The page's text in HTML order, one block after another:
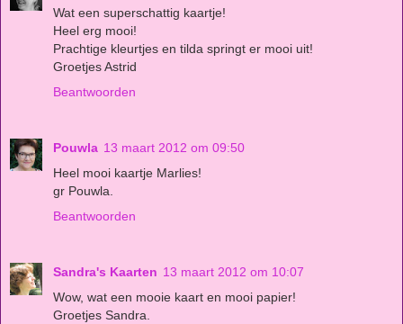
Wat een superschattig kaartje!
Heel erg mooi!
Prachtige kleurtjes en tilda springt er mooi uit!
Groetjes Astrid
Beantwoorden
Pouwla 13 maart 2012 om 09:50
Heel mooi kaartje Marlies!
gr Pouwla.
Beantwoorden
Sandra's Kaarten 13 maart 2012 om 10:07
Wow, wat een mooie kaart en mooi papier!
Groetjes Sandra.